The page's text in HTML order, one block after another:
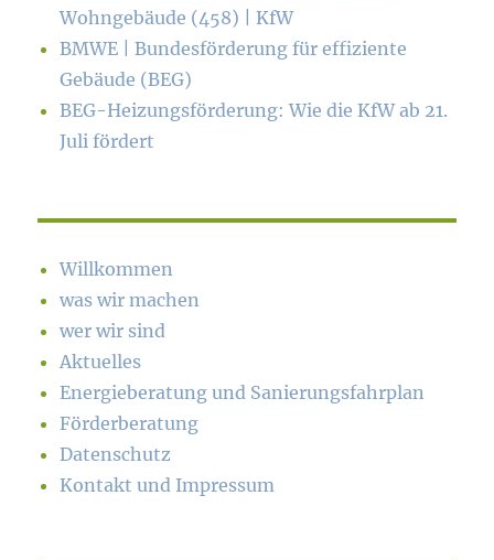
Wohngebäude (458) | KfW
BMWE | Bundesförderung für effiziente
Gebäude (BEG)
BEG-Heizungsförderung: Wie die KfW ab 21.
Juli fördert
Willkommen
was wir machen
wer wir sind
Aktuelles
Energieberatung und Sanierungsfahrplan
Förderberatung
Datenschutz
Kontakt und Impressum